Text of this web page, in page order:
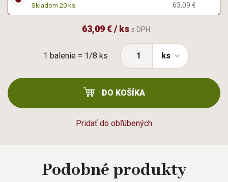
1 balenie = 1/8 ks
Pridať do obľúbených
Skladom 20 ks 63,09 €
63,09 € / ks s DPH
ks
DO KOŠÍKA
Podobné produkty